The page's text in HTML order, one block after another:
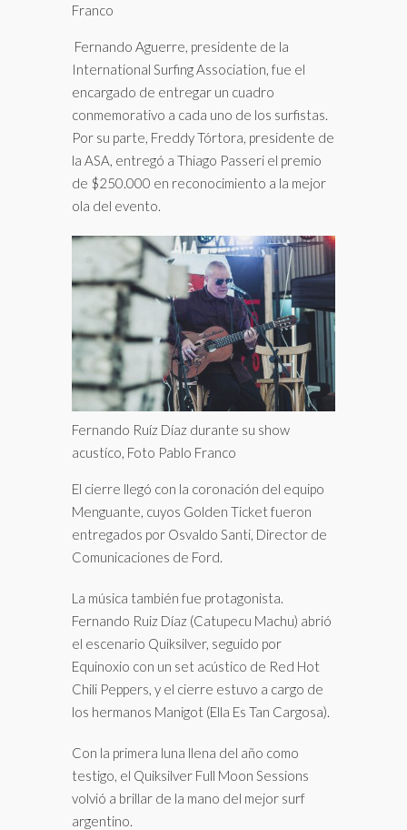
Franco
Fernando Aguerre, presidente de la
International Surfing Association, fue el
encargado de entregar un cuadro
conmemorativo a cada uno de los surfistas.
Por su parte, Freddy Tórtora, presidente de
la ASA, entregó a Thiago Passeri el premio
de $250.000 en reconocimiento a la mejor
ola del evento.
Fernando Ruíz Díaz durante su show
acustíco, Foto Pablo Franco
El cierre llegó con la coronación del equipo
Menguante, cuyos Golden Ticket fueron
entregados por Osvaldo Santi, Director de
Comunicaciones de Ford.
La música también fue protagonista.
Fernando Ruiz Díaz (Catupecu Machu) abrió
el escenario Quiksilver, seguido por
Equinoxio con un set acústico de Red Hot
Chili Peppers, y el cierre estuvo a cargo de
los hermanos Manigot (Ella Es Tan Cargosa).
Con la primera luna llena del año como
testigo, el Quiksilver Full Moon Sessions
volvió a brillar de la mano del mejor surf
argentino.